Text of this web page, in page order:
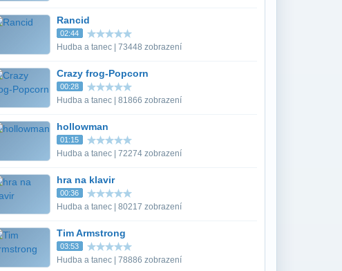
Rancid
02:44
Hudba a tanec | 73448 zobrazení
Crazy frog-Popcorn
00:28
Hudba a tanec | 81866 zobrazení
hollowman
01:15
Hudba a tanec | 72274 zobrazení
hra na klavir
00:36
Hudba a tanec | 80217 zobrazení
Tim Armstrong
03:53
Hudba a tanec | 78886 zobrazení